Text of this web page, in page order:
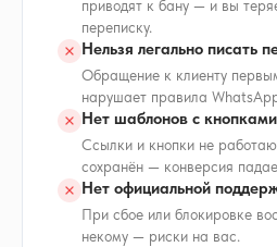
приводят к бану — и вы
переписку.
Нельзя легально писать
Обращение к клиенту
нарушает правила
Нет шаблонов с кнопками
Ссылки и кнопки не
сохранён — конверсия
Нет официальной
При сбое или блокировке
некому — риски на вас.